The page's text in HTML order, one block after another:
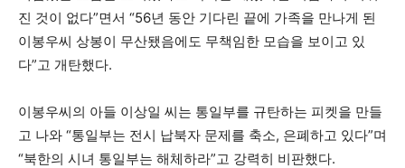
진 것이 없다”면서 “56년 동안 기다린 끝에 가족을 만나게 된
이봉우씨 상봉이 무산됐음에도 무책임한 모습을 보이고 있
다”고 개탄했다.
이봉우씨의 아들 이상일 씨는 통일부를 규탄하는 피켓을 만들
고 나와 “통일부는 전시 납북자 문제를 축소, 은폐하고 있다”며
“북한의 시녀 통일부는 해체하라”고 강력히 비판했다.